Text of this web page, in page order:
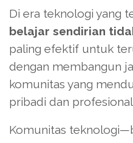
Di era teknologi yang
belajar sendirian
paling efektif untuk
dengan membangun
komunitas yang
pribadi dan
Komunitas